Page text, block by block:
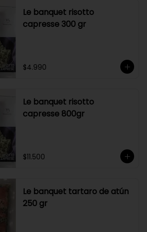
Le banquet risotto
capresse 300 gr
$4.990
Le banquet risotto
capresse 800gr
$11.500
Le banquet tartaro de atún
250 gr